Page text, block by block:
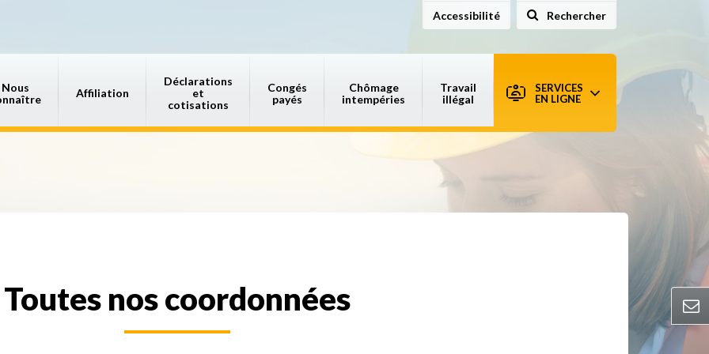
Accessibilité Rechercher
Nous
Affiliation
Déclarations
et
cotisations
Congés
payés
Chômage
intempéries
Travail
illégal
SERVICES
EN LIGNE
Toutes nos coordonnées